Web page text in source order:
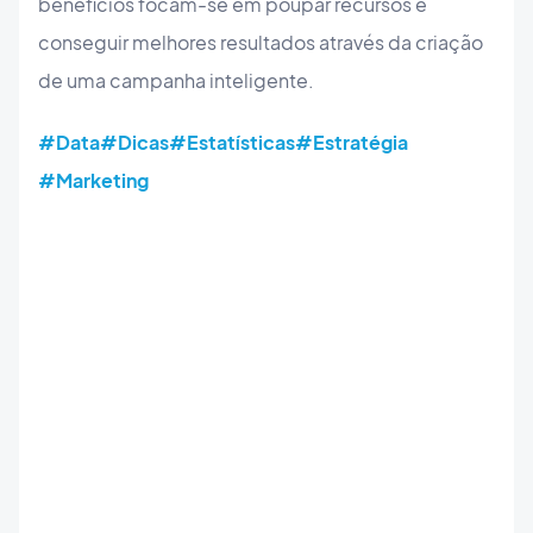
conseguir melhores resultados através da criação
de uma campanha inteligente.
#Data#Dicas#Estatísticas#Estratégia
#Marketing